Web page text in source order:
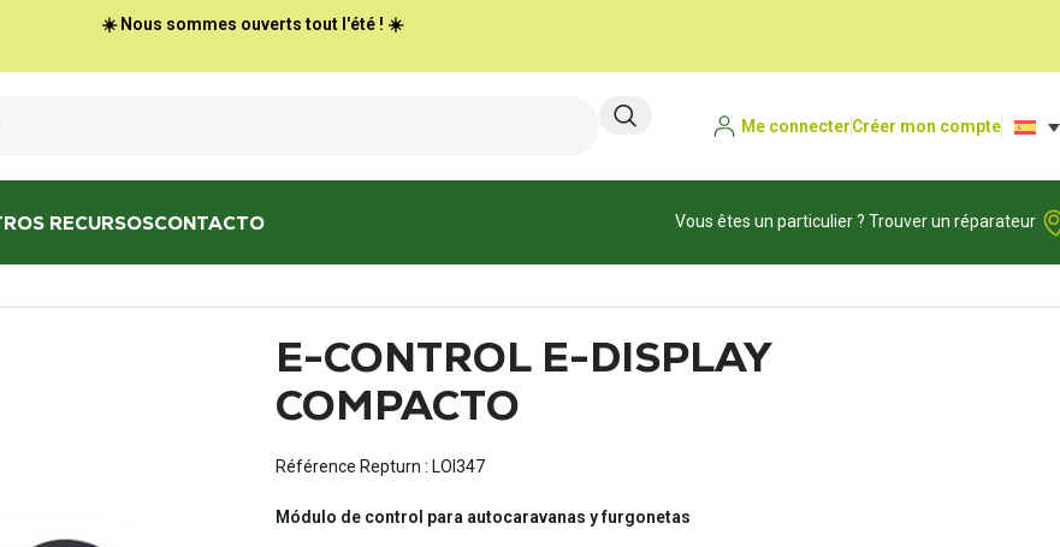
☀️ Nous sommes ouverts tout l'été ! ☀️
Me connecterCréer mon compte
RECURSOSCONTACTO
Vous êtes un particulier ? Trouver un réparateur
E-CONTROL E-DISPLAY
COMPACTO
Référence Repturn : LOI347
Módulo de control para autocaravanas y furgonetas